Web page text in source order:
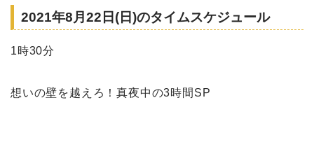
2021年8月22日(日)のタイムスケジュール
1時30分
想いの壁を越えろ！真夜中の3時間SP